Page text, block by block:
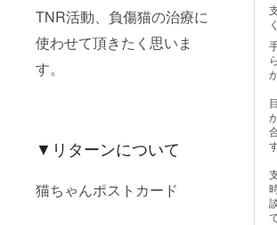
TNR活動、負傷猫の治療に
使わせて頂きたく思いま
す。
▼リターンについて
猫ちゃんポストカード